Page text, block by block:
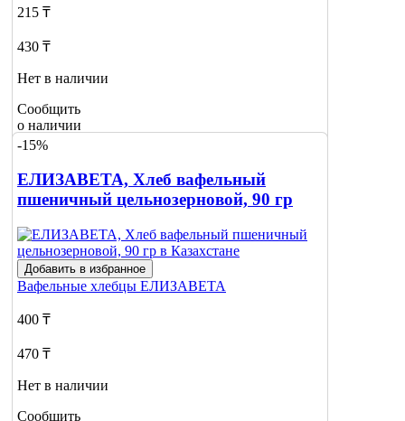
215 ₸
430 ₸
Нет в наличии
Сообщить
о наличии
-15%
ЕЛИЗАВЕТА, Хлеб вафельный
пшеничный цельнозерновой, 90 гр
Добавить в избранное
Вафельные хлебцы ЕЛИЗАВЕТА
400 ₸
470 ₸
Нет в наличии
Сообщить